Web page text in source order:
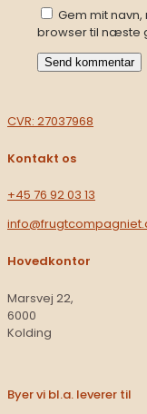
Gem mit
browser til næste
CVR: 27037968
Kontakt os
+45 76 92 03 13​
Hovedkontor
Marsvej 22,
6000
Kolding
Byer vi bl.a. leverer til